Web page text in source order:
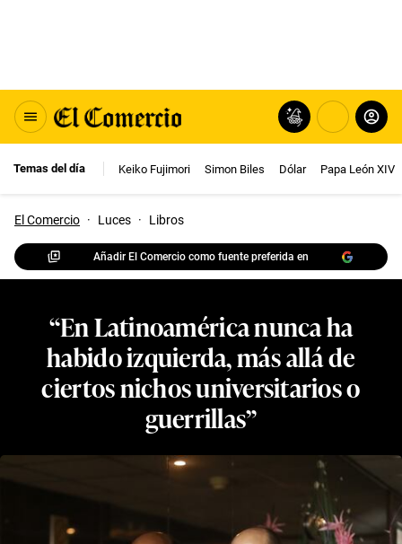
Temas del día Keiko Fujimori Simon Biles Dólar Papa León XIV
El Comercio · Luces · Libros
Añadir El Comercio como fuente preferida en
“En Latinoamérica nunca ha
habido izquierda, más allá de
ciertos nichos universitarios o
guerrillas”